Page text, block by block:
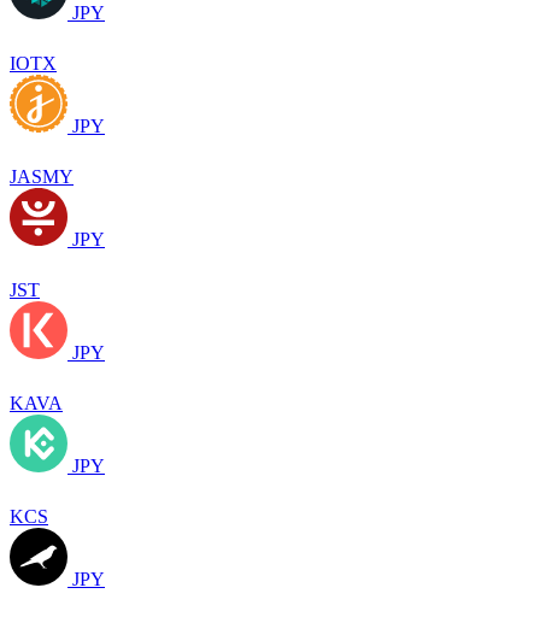
JPY
IOTX
JPY
JASMY
JPY
JST
JPY
KAVA
JPY
KCS
JPY